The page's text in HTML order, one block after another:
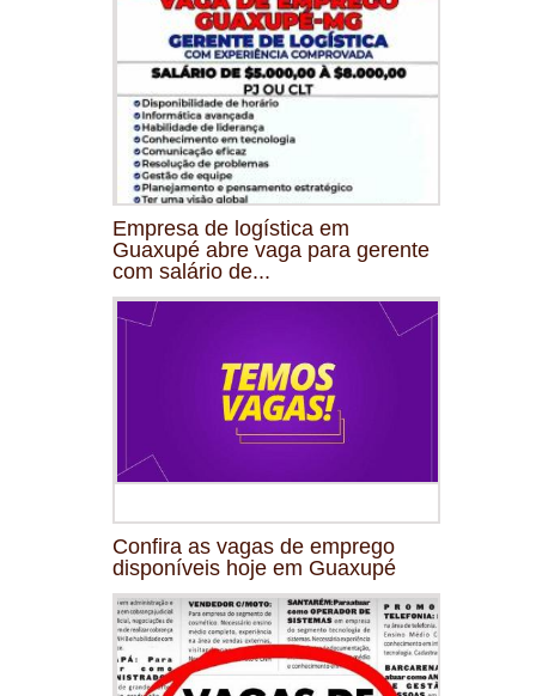
Empresa de logística em
Guaxupé abre vaga para gerente
com salário de...
Confira as vagas de emprego
disponíveis hoje em Guaxupé